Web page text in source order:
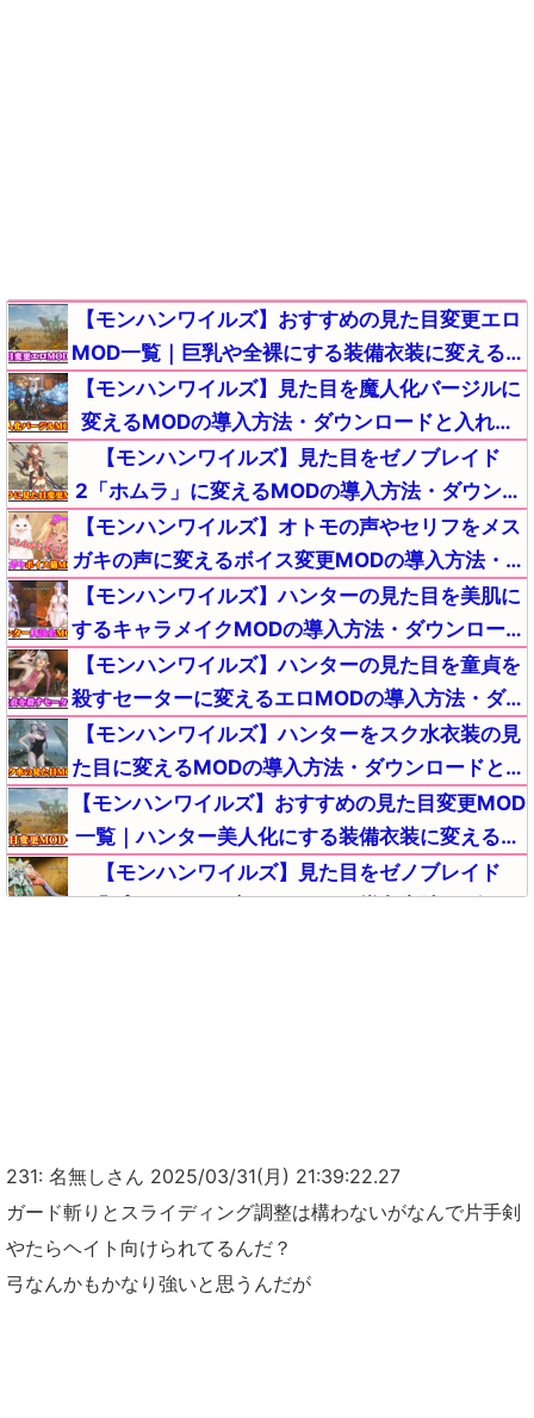
【モンハンワイルズ】おすすめの見た目変更エロ
MOD一覧｜巨乳や全裸にする装備衣装に変える導
入方法・ダウンロード【MHWildsチート改造】
【モンハンワイルズ】見た目を魔人化バージルに
変えるMODの導入方法・ダウンロードと入れ方
【MHWildsチート改造】
【モンハンワイルズ】見た目をゼノブレイド
2「ホムラ」に変えるMODの導入方法・ダウンロ
ードと入れ方【MHWildsチート改造】
【モンハンワイルズ】オトモの声やセリフをメス
ガキの声に変えるボイス変更MODの導入方法・ダ
ウンロードと入れ方【MHWildsチート改造】
【モンハンワイルズ】ハンターの見た目を美肌に
するキャラメイクMODの導入方法・ダウンロード
と入れ方【MHWildsチート改造】
【モンハンワイルズ】ハンターの見た目を童貞を
殺すセーターに変えるエロMODの導入方法・ダウ
ンロードと入れ方｜重ね着キャラメイク
【MHWildsチート改造】
【モンハンワイルズ】ハンターをスク水衣装の見
た目に変えるMODの導入方法・ダウンロードと入
れ方｜重ね着キャラメイク【MHWildsチート改
造】
【モンハンワイルズ】おすすめの見た目変更MOD
一覧｜ハンター美人化にする装備衣装に変えるキ
ャラメイク方法【MHWildsチート改造】
【モンハンワイルズ】見た目をゼノブレイド
ワイルズ(MHWilds)】
【モンハンワイルズ攻略】モンハンNowとのコラ
ボイベント内容詳細まとめ｜ゲーム内特典アイテ
ムが入手【モンスターハンターMHWildsまとめ】
【モンハンワイルズ】おすすめの便利系MOD一覧
｜改造ツール導入方法と使い方【MHWildsチート
231: 名無しさん 2025/03/31(月) 21:39:22.27
ガード斬りとスライディング調整は構わないがなんで片手剣
やたらヘイト向けられてるんだ？
弓なんかもかなり強いと思うんだが